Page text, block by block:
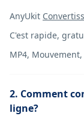
AnyUkit
C'est rapide,
MP4, Mouvement,
2. Comment
ligne?